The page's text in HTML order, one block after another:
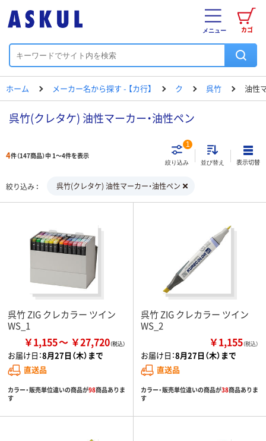
カゴ
メニュー
ホーム メーカー名から探す - 【カ行】 ク 呉竹 油性
呉竹(クレタケ) 油性マーカー・油性ペン
4件（147商品）中 1～4件を表示
絞り込み
1
並び替え 表示切替
絞り込み 呉竹(クレタケ) 油性マーカー・油性ペン
呉竹 ZIG クレカラー ツイン
WS_1
￥1,155 ￥27,720
お届け日：8月27日（木）まで
直送品
カラー・販売単位違いの商品が98商品ありま
す
呉竹 ZIG クレカラー ツイン
WS_2
￥1,155（税込）
お届け日：8月27日（木）まで
直送品
カラー・販売単位違いの商品が38商品ありま
す